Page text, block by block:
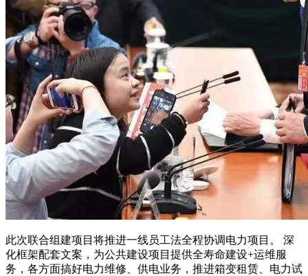
此次联合组建项目将推进一线员工法全程协调电力项目。 深
化框架配套文案，为公共建设项目提供全寿命建设+运维服
务，各方面搞好电力维修、供电业务，推进箱变租赁、电力试